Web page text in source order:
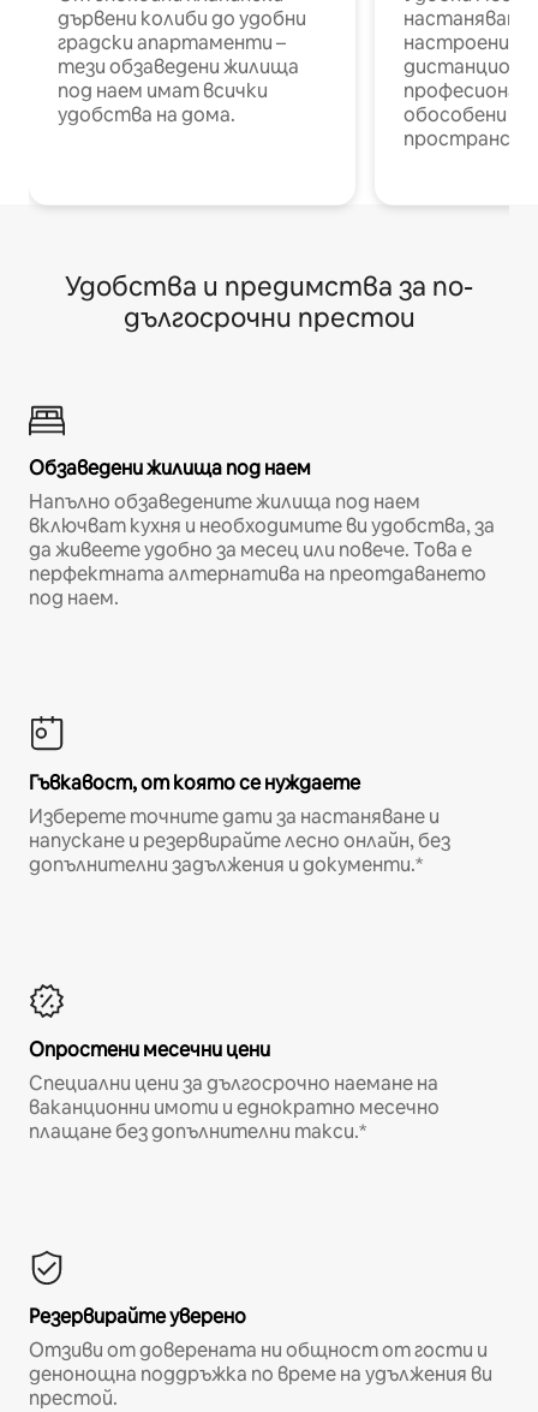
дървени колиби до удобни
градски апартаменти –
тези обзаведени жилища
под наем имат всички
удобства на дома.
настаняване
настроени и
обособени
Удобства и предимства за по-
дългосрочни престои
Обзаведени жилища под наем
Напълно обзаведените жилища под наем
включват кухня и необходимите ви удобства, за
да живеете удобно за месец или повече. Това е
перфектната алтернатива на преотдаването
под наем.
Гъвкавост, от която се нуждаете
Изберете точните дати за настаняване и
напускане и резервирайте лесно онлайн, без
допълнителни задължения и документи.*
Опростени месечни цени
Специални цени за дългосрочно наемане на
ваканционни имоти и еднократно месечно
плащане без допълнителни такси.*
Резервирайте уверено
Отзиви от доверената ни общност от гости и
денонощна поддръжка по време на удължения ви
престой.